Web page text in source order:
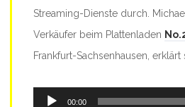
Streaming-Dienste durch.
Verkäufer beim Plattenladen
Frankfurt-Sachsenhausen,
Audio-
00:00